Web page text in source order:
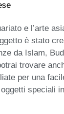
e l’arte
è stato
da Islam,
trovare
per una
speciali